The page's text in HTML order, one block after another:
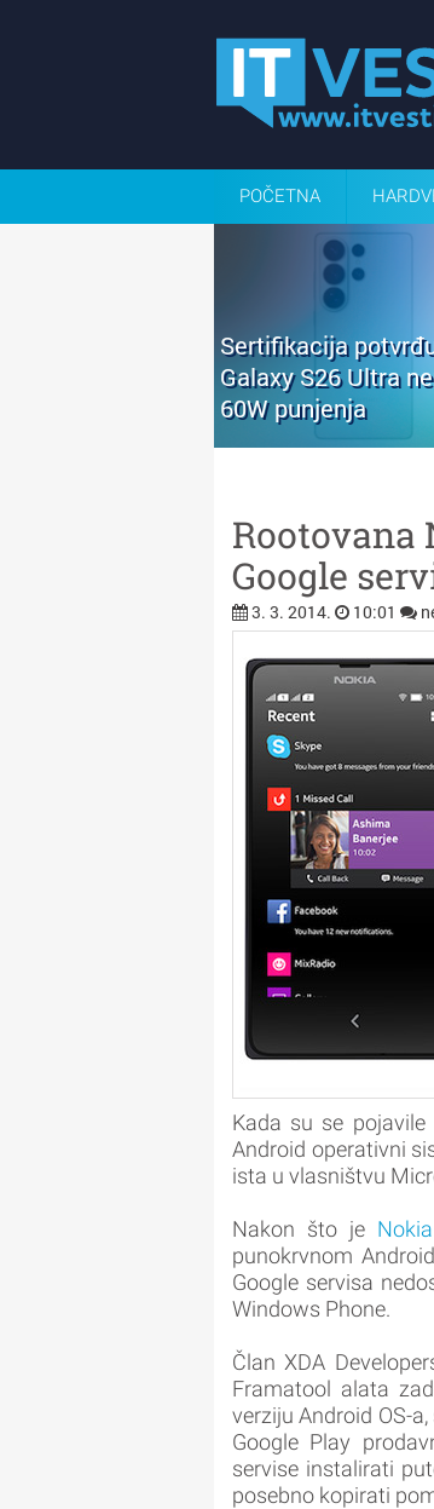
POČETNA
Sertifikacija
Galaxy S26 Ultra
60W punjenja
Google
3. 3. 2014. 10:01
Kada su se
Android operativni
ista u vlasništvu
Nakon što je
punokrvnom
Google servisa
Windows Phone.
Član XDA
Framatool alata
verziju Android OS-
Google Play
servise instalirati
posebno kopirati